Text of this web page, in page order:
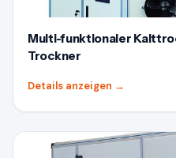
Multi-funktionaler
Trockner
Details anzeigen →